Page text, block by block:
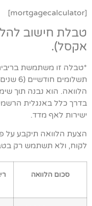
[mortgagecalculator]
טבלת חישוב
אקסל).
הלוואה. הוא נבנה תוך
בדרך כלל באנגלית
ישירות לאף מדד.
הצעת הלוואה תיקבע על
לקוח, ולא תשתמש רק
סכום הלוואה